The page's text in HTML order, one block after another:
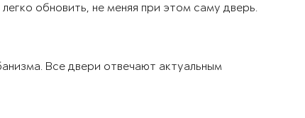
обновить, не меняя при этом саму дверь.
Все двери отвечают актуальным